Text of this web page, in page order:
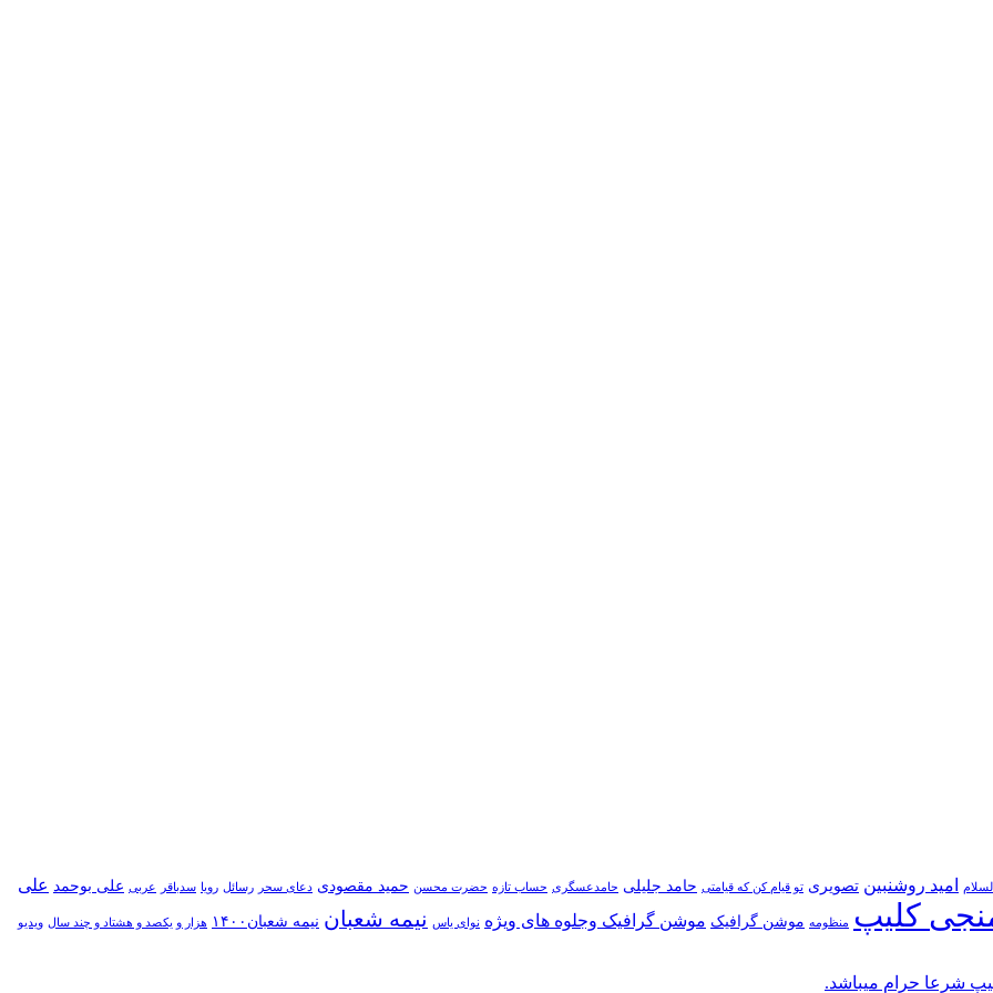
امید روشنبین تصویری تو قیام کن که قیامتی حامد جلیلی حامدعسگری حساب تازه حضرت محسن حمید مقصودی دعای سحر رسائل رویا سدباقر عربی علی بوحمد علی
کلیپ منظومه موشن گرافیک موشن گرافیک وجلوه های ویژه نوای یاس نیمه شعبان نیمه شعبان۱۴۰۰ هزار و یکصد و هشتاد و چند سال ویدیو
شرعا حرام میباشد.